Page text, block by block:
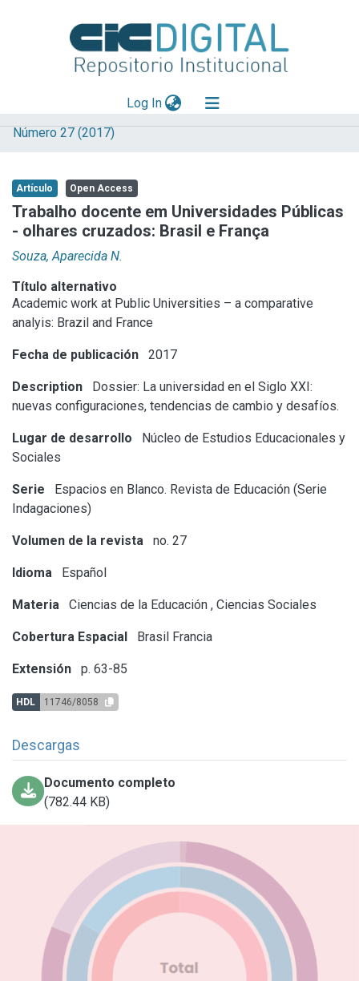
Log In(current)
Explorar
Aportar material
Statistics
Número 27 (2017)
Artículo Open Access
Trabalho docente em Universidades Públicas
- olhares cruzados: Brasil e França
Souza, Aparecida N.
Título alternativo
Academic work at Public Universities – a comparative
analyis: Brazil and France
Fecha de publicación 2017
Description
Dossier: La universidad en el Siglo XXI:
nuevas configuraciones, tendencias de cambio y desafíos.
Lugar de desarrollo
Núcleo de Estudios Educacionales y
Sociales
Serie
Espacios en Blanco. Revista de Educación (Serie
Indagaciones)
Volumen de la revista no. 27
Idioma Español
Materia Ciencias de la Educación , Ciencias Sociales
Cobertura Espacial Brasil Francia
Extensión p. 63-85
HDL 11746/8058
Descargas
Documento completo
(782.44 KB)